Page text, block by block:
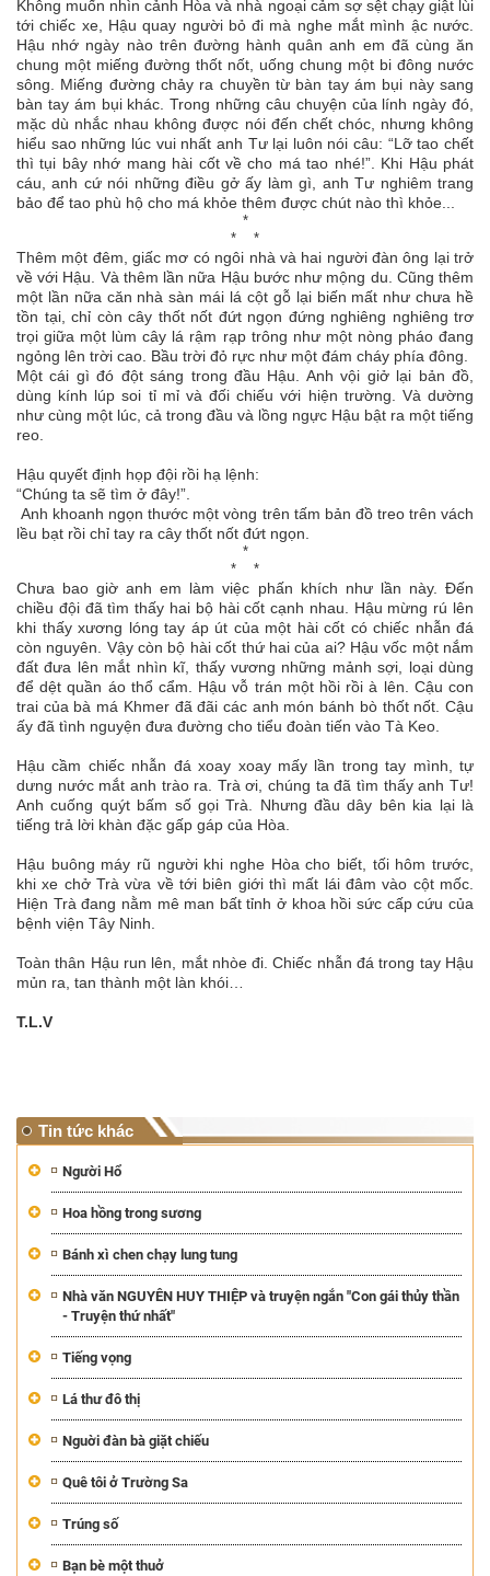
Không muốn nhìn cảnh Hòa và nhà ngoại cảm sợ sệt chạy giật lùi
tới chiếc xe, Hậu quay người bỏ đi mà nghe mắt mình ậc nước.
Hậu nhớ ngày nào trên đường hành quân anh em đã cùng ăn
chung một miếng đường thốt nốt, uống chung một bi đông nước
sông. Miếng đường chảy ra chuyền từ bàn tay ám bụi này sang
bàn tay ám bụi khác. Trong những câu chuyện của lính ngày đó,
mặc dù nhắc nhau không được nói đến chết chóc, nhưng không
hiểu sao những lúc vui nhất anh Tư lại luôn nói câu: “Lỡ tao chết
thì tụi bây nhớ mang hài cốt về cho má tao nhé!”. Khi Hậu phát
cáu, anh cứ nói những điều gở ấy làm gì, anh Tư nghiêm trang
bảo để tao phù hộ cho má khỏe thêm được chút nào thì khỏe...
*
* *
Thêm một đêm, giấc mơ có ngôi nhà và hai người đàn ông lại trở
về với Hậu. Và thêm lần nữa Hậu bước như mộng du. Cũng thêm
một lần nữa căn nhà sàn mái lá cột gỗ lại biến mất như chưa hề
tồn tại, chỉ còn cây thốt nốt đứt ngọn đứng nghiêng nghiêng trơ
trọi giữa một lùm cây lá rậm rạp trông như một nòng pháo đang
ngỏng lên trời cao. Bầu trời đỏ rực như một đám cháy phía đông.
Một cái gì đó đột sáng trong đầu Hậu. Anh vội giở lại bản đồ,
dùng kính lúp soi tỉ mỉ và đối chiếu với hiện trường. Và dường
như cùng một lúc, cả trong đầu và lồng ngực Hậu bật ra một tiếng
reo.
Hậu quyết định họp đội rồi hạ lệnh:
“Chúng ta sẽ tìm ở đây!”.
Anh khoanh ngọn thước một vòng trên tấm bản đồ treo trên vách
lều bạt rồi chỉ tay ra cây thốt nốt đứt ngọn.
*
* *
Chưa bao giờ anh em làm việc phấn khích như lần này. Đến
chiều đội đã tìm thấy hai bộ hài cốt cạnh nhau. Hậu mừng rú lên
khi thấy xương lóng tay áp út của một hài cốt có chiếc nhẫn đá
còn nguyên. Vậy còn bộ hài cốt thứ hai của ai? Hậu vốc một nắm
đất đưa lên mắt nhìn kĩ, thấy vương những mảnh sợi, loại dùng
để dệt quần áo thổ cẩm. Hậu vỗ trán một hồi rồi à lên. Cậu con
trai của bà má Khmer đã đãi các anh món bánh bò thốt nốt. Cậu
ấy đã tình nguyện đưa đường cho tiểu đoàn tiến vào Tà Keo.
Hậu cầm chiếc nhẫn đá xoay xoay mấy lần trong tay mình, tự
dưng nước mắt anh trào ra. Trà ơi, chúng ta đã tìm thấy anh Tư!
Anh cuống quýt bấm số gọi Trà. Nhưng đầu dây bên kia lại là
tiếng trả lời khàn đặc gấp gáp của Hòa.
Hậu buông máy rũ người khi nghe Hòa cho biết, tối hôm trước,
khi xe chở Trà vừa về tới biên giới thì mất lái đâm vào cột mốc.
Hiện Trà đang nằm mê man bất tỉnh ở khoa hồi sức cấp cứu của
bệnh viện Tây Ninh.
Toàn thân Hậu run lên, mắt nhòe đi. Chiếc nhẫn đá trong tay Hậu
mủn ra, tan thành một làn khói…
T.L.V
Tin tức khác
Người Hổ
Hoa hồng trong sương
Bánh xì chen chạy lung tung
Nhà văn NGUYỄN HUY THIỆP và truyện ngắn "Con gái thủy thần
- Truyện thứ nhất"
Tiếng vọng
Lá thư đô thị
Nguời đàn bà giặt chiếu
Quê tôi ở Trường Sa
Trúng số
Bạn bè một thuở